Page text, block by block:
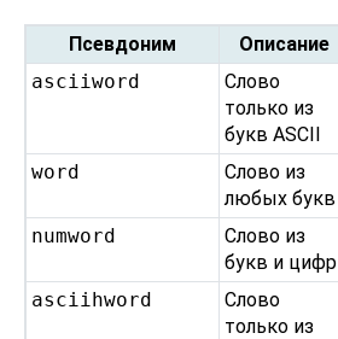
Псевдоним Описание
asciiword
Слово
только из
букв ASCII
word
Слово из
любых букв
numword
Слово из
букв и цифр
asciihword
Слово
только из